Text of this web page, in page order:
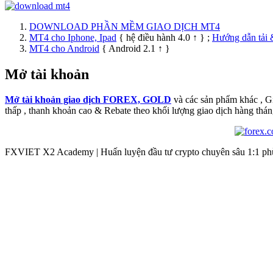
DOWNLOAD PHẦN MỀM GIAO DỊCH MT4
MT4 cho Iphone, Ipad { hệ điều hành 4.0 ↑ } ; Hướng dẫn tải
MT4 cho Android { Android 2.1 ↑ }
Mở tài khoản
Mở tài khoản giao dịch FOREX, GOLD và các sản phẩm khác ,
thấp , thanh khoản cao & Rebate theo khối lượng giao dịch hàng
FXVIET X2 Academy | Huấn luyện đầu tư crypto chuyên sâu 1:1